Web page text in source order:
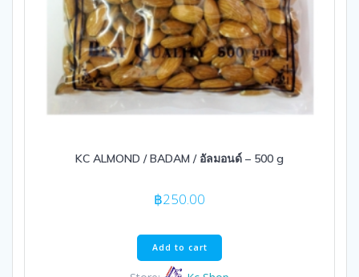
KC ALMOND / BADAM / อัลมอนด์ – 500 g
฿250.00
Add to cart